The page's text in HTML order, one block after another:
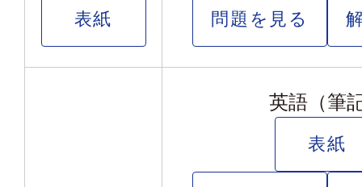
表紙 問題を見る
英語（筆
表紙